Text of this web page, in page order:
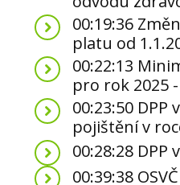
00:19:36
platu od
00:22:13
pro rok 2025
00:23:50
pojištění v
00:28:28 DPP
00:39:38